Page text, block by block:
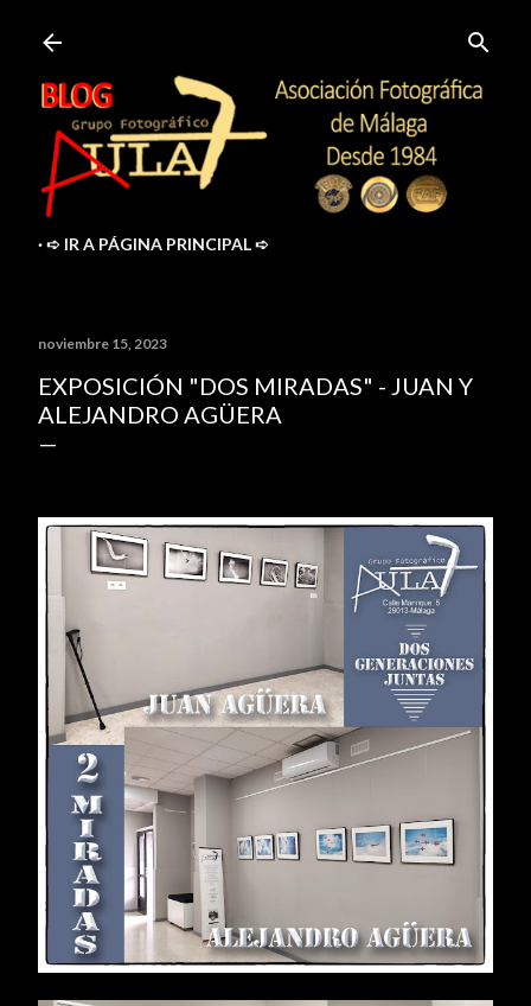
➪ IR A PÁGINA PRINCIPAL ➪
noviembre 15, 2023
EXPOSICIÓN "DOS MIRADAS" - JUAN Y
ALEJANDRO AGÜERA